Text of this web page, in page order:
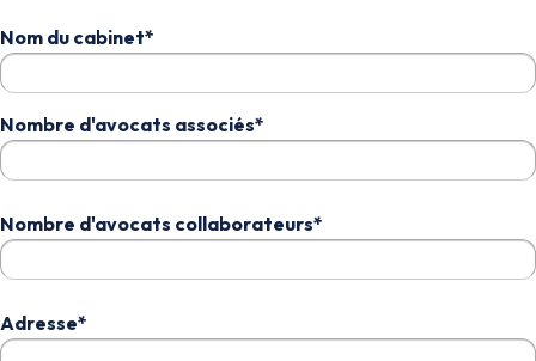
Nom du cabinet*
Nombre d'avocats associés*
Nombre d'avocats collaborateurs*
Adresse*